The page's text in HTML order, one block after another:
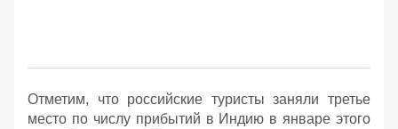
Отметим, что российские туристы заняли третье
место по числу прибытий в Индию в январе этого